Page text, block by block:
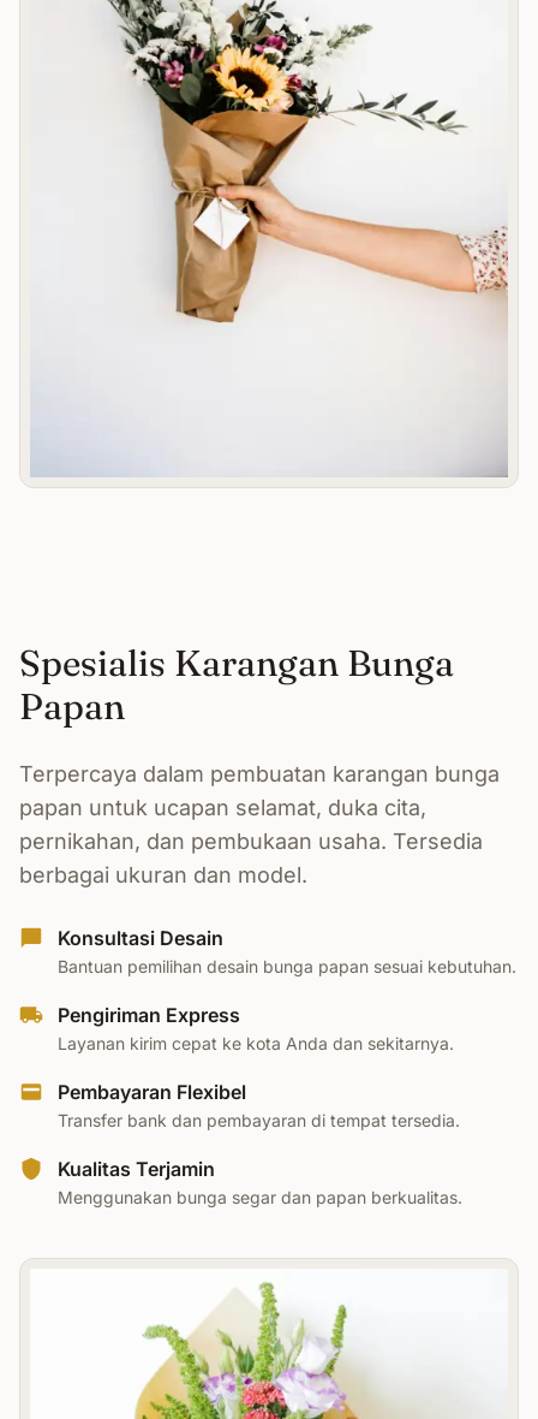
Spesialis Karangan Bunga
Papan
Terpercaya dalam pembuatan karangan bunga
papan untuk ucapan selamat, duka cita,
pernikahan, dan pembukaan usaha. Tersedia
berbagai ukuran dan model.
Konsultasi Desain
Bantuan pemilihan desain bunga papan sesuai kebutuhan.
Pengiriman Express
Layanan kirim cepat ke kota Anda dan sekitarnya.
Pembayaran Flexibel
Transfer bank dan pembayaran di tempat tersedia.
Kualitas Terjamin
Menggunakan bunga segar dan papan berkualitas.